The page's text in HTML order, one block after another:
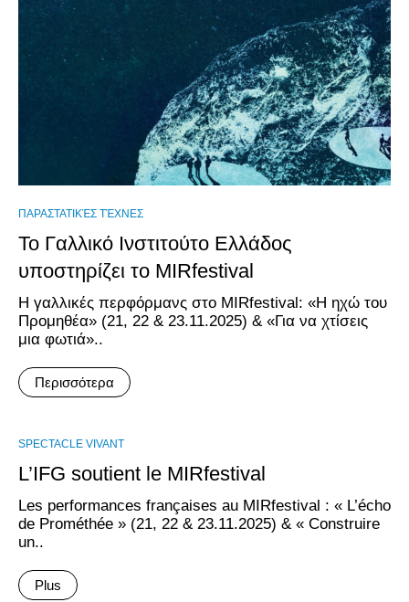
ΠΑΡΑΣΤΑΤΙΚΈΣ ΤΈΧΝΕΣ
Το Γαλλικό Ινστιτούτο Ελλάδος
υποστηρίζει το MIRfestival
Η γαλλικές περφόρμανς στο MIRfestival: «Η ηχώ του
Προμηθέα» (21, 22 & 23.11.2025) & «Για να χτίσεις
μια φωτιά»..
Περισσότερα
SPECTACLE VIVANT
L’IFG soutient le MIRfestival
Les performances françaises au MIRfestival : « L’écho
de Prométhée » (21, 22 & 23.11.2025) & « Construire
un..
Plus